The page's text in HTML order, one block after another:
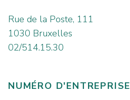
Rue de la Poste, 111
1030 Bruxelles
02/514.15.30
NUMÉRO D'ENTREPRISE